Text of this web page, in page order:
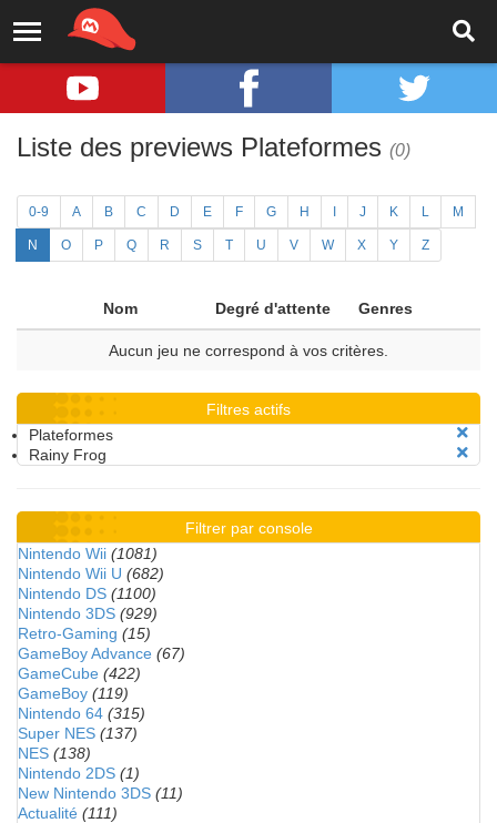
Liste des previews Plateformes (0)
0-9 A B C D E F G H J K L M
N O P Q R S T U V W X Y Z
Nom Degré d'attente Genres
Aucun jeu ne correspond à vos critères.
Filtres actifs
Plateformes
Rainy Frog
Filtrer par console
Nintendo Wii (1081)
Nintendo Wii U (682)
Nintendo DS (1100)
Nintendo 3DS (929)
Retro-Gaming (15)
GameBoy Advance (67)
GameCube (422)
GameBoy (119)
Nintendo 64 (315)
Super NES (137)
NES (138)
Nintendo 2DS (1)
New Nintendo 3DS (11)
Actualité (111)